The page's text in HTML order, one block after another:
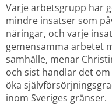
Varje arbetsgrupp har
mindre insatser som
näringar, och varje
gemensamma arbetet
samhälle, menar
och sist handlar det
öka
inom Sveriges gränser.